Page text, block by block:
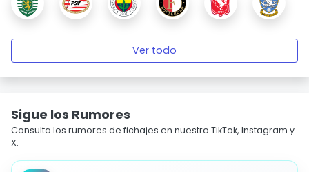
Ver todo
Sigue los Rumores
Consulta los rumores de fichajes en nuestro TikTok, Instagram y
X.